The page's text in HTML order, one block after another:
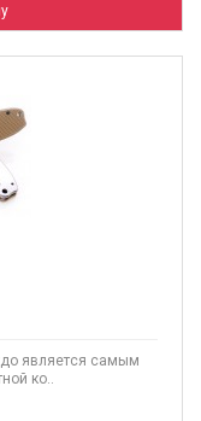
является самым
ко..